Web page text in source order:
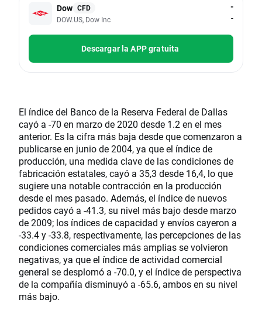
Dow CFD
DOW.US, Dow Inc
-
-
Descargar la APP gratuita
El índice del Banco de la Reserva Federal de Dallas
cayó a -70 en marzo de 2020 desde 1.2 en el mes
anterior. Es la cifra más baja desde que comenzaron a
publicarse en junio de 2004, ya que el índice de
producción, una medida clave de las condiciones de
fabricación estatales, cayó a 35,3 desde 16,4, lo que
sugiere una notable contracción en la producción
desde el mes pasado. Además, el índice de nuevos
pedidos cayó a -41.3, su nivel más bajo desde marzo
de 2009; los índices de capacidad y envíos cayeron a
-33.4 y -33.8, respectivamente, las percepciones de las
condiciones comerciales más amplias se volvieron
negativas, ya que el índice de actividad comercial
general se desplomó a -70.0, y el índice de perspectiva
de la compañía disminuyó a -65.6, ambos en su nivel
más bajo.